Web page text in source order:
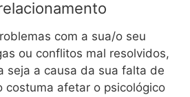
com a sua/o seu
ou conflitos mal resolvidos,
seja a causa da sua falta de
costuma afetar o psicológico